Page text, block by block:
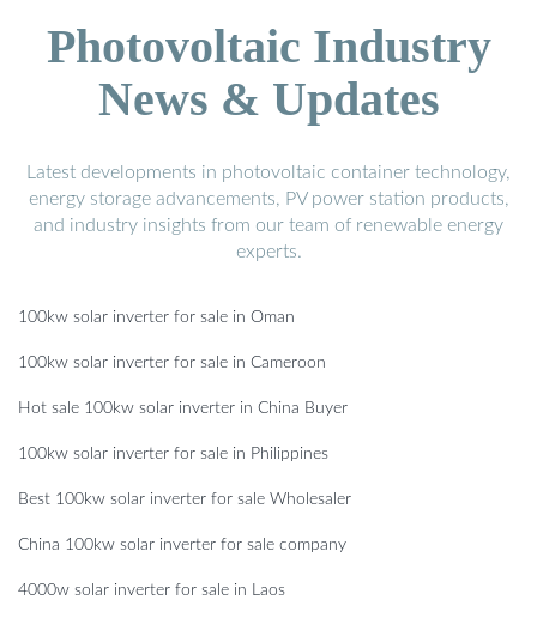
Photovoltaic Industry
News & Updates
Latest developments in photovoltaic container technology,
energy storage advancements, PV power station products,
and industry insights from our team of renewable energy
experts.
100kw solar inverter for sale in Oman
100kw solar inverter for sale in Cameroon
Hot sale 100kw solar inverter in China Buyer
100kw solar inverter for sale in Philippines
Best 100kw solar inverter for sale Wholesaler
China 100kw solar inverter for sale company
4000w solar inverter for sale in Laos